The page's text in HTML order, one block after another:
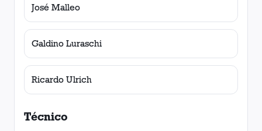
José Malleo
Galdino Luraschi
Ricardo Ulrich
Técnico